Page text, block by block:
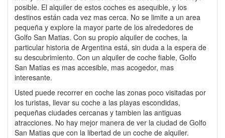
posible. El alquiler de estos coches es asequible, y los
destinos están cada vez mas cerca. No se limite a un area
pequeña y explore la mayor parte de los alrededores de
Golfo San Matias. Con su propio alquiler de coches, la
particular historia de Argentina está, sin duda a la espera de
su descubrimiento. Con un alquiler de coche fiable, Golfo
San Matias es mas accesible, mas acogedor, mas
interesante.
Usted puede recorrer en coche las zonas poco visitadas por
los turistas, llevar su coche a las playas escondidas,
pequeñas ciudades cercanas y tambien las antiguas
atracciones. No hay mejor manera de ver la ciudad de Golfo
San Matias que con la libertad de un coche de alquiler.